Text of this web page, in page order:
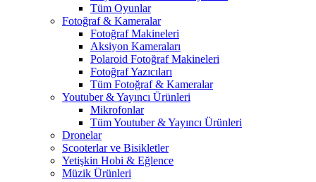
Tüm Oyunlar
Fotoğraf & Kameralar
Fotoğraf Makineleri
Aksiyon Kameraları
Polaroid Fotoğraf Makineleri
Fotoğraf Yazıcıları
Tüm Fotoğraf & Kameralar
Youtuber & Yayıncı Ürünleri
Mikrofonlar
Tüm Youtuber & Yayıncı Ürünleri
Dronelar
Scooterlar ve Bisikletler
Yetişkin Hobi & Eğlence
Müzik Ürünleri